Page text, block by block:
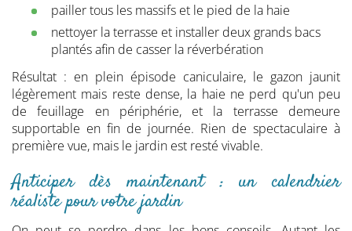
pailler tous les massifs et le pied de la haie
nettoyer la terrasse et installer deux grands bacs
plantés afin de casser la réverbération
Résultat : en plein épisode caniculaire, le gazon jaunit
légèrement mais reste dense, la haie ne perd qu'un peu
de feuillage en périphérie, et la terrasse demeure
supportable en fin de journée. Rien de spectaculaire à
première vue, mais le jardin est resté vivable.
Anticiper dès maintenant : un calendrier
réaliste pour votre jardin